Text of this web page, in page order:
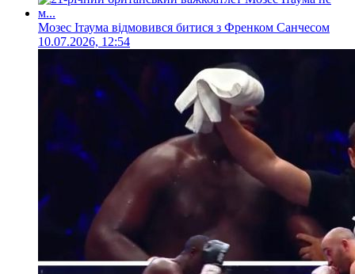
Мозес Ітаума відмовився битися з Френком Санчесом
10.07.2026, 12:54